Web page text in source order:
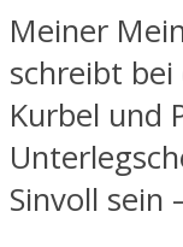
Meiner
schreibt
Kurbel und
Sinvoll sein